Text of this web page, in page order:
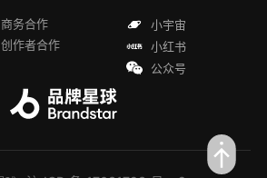
商务合作
创作者合作
小宇宙
小红书
公众号